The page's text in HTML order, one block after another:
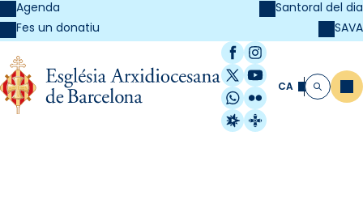
Agenda
Fes un donatiu
Santoral del dia
SAVA
Facebook
Instagram
X / Twitter
YouTube
WhatsApp
Flickr
Radio Estel
Catalunya
CA Cerca